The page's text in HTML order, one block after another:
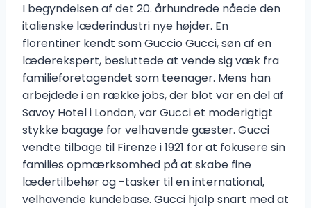
I begyndelsen af det 20. århundrede nåede den
italienske læderindustri nye højder. En
florentiner kendt som Guccio Gucci, søn af en
læderekspert, besluttede at vende sig væk fra
familieforetagendet som teenager. Mens han
arbejdede i en række jobs, der blot var en del af
Savoy Hotel i London, var Gucci et moderigtigt
stykke bagage for velhavende gæster. Gucci
vendte tilbage til Firenze i 1921 for at fokusere sin
families opmærksomhed på at skabe fine
lædertilbehør og -tasker til en international,
velhavende kundebase. Gucci hjalp snart med at